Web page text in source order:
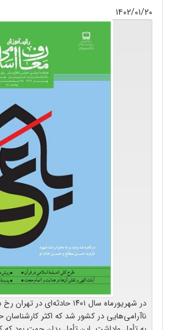
۱۴۰۲/۰۱/۲۰
در شهریورماه سال ۱۴۰۱ حادثه‌ای در
ناآرامی‌هایی در کشور شد که اکثر